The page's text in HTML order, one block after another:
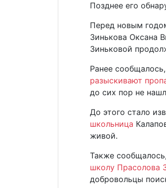
Позднее его
Перед новым
Зинькова Оксана
Зиньковой
Ранее
разыскивают
до сих пор не
До этого стало
школьница
живой.
Также
школу Прасолова
добровольцы